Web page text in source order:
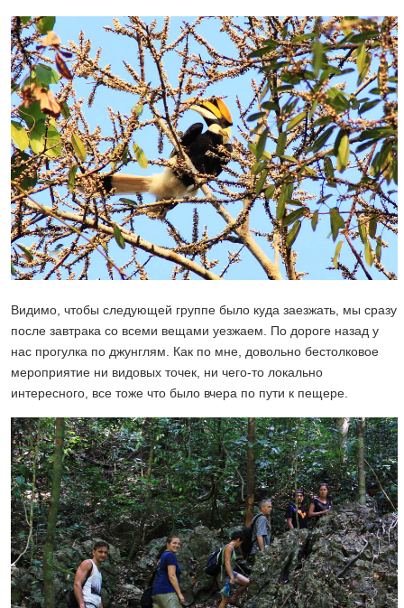
Видимо, чтобы следующей группе было куда заезжать, мы сразу
после завтрака со всеми вещами уезжаем. По дороге назад у
нас прогулка по джунглям. Как по мне, довольно бестолковое
мероприятие ни видовых точек, ни чего-то локально
интересного, все тоже что было вчера по пути к пещере.